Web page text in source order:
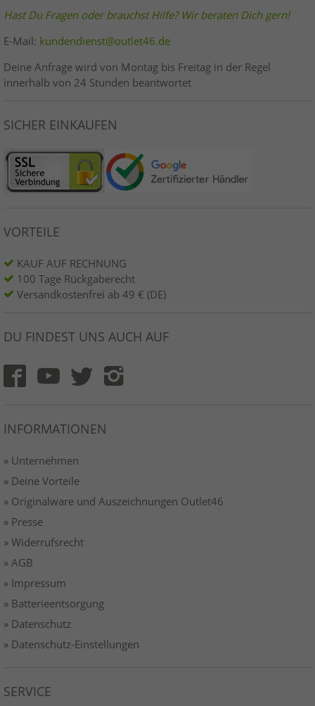
Hast Du Fragen oder brauchst Hilfe? Wir beraten Dich gern!
E-Mail: kundendienst@outlet46.de
Deine Anfrage wird von Montag bis Freitag in der Regel
innerhalb von 24 Stunden beantwortet
SICHER EINKAUFEN
VORTEILE
KAUF AUF RECHNUNG
100 Tage Rückgaberecht
Versandkostenfrei ab 49 € (DE)
DU FINDEST UNS AUCH AUF
INFORMATIONEN
» Unternehmen
» Deine Vorteile
» Originalware und Auszeichnungen Outlet46
» Presse
» Widerrufsrecht
» AGB
» Impressum
» Batterieentsorgung
» Datenschutz
» Datenschutz-Einstellungen
SERVICE